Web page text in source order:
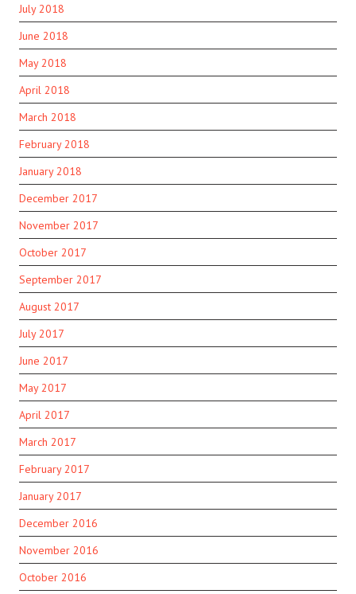
July 2018
June 2018
May 2018
April 2018
March 2018
February 2018
January 2018
December 2017
November 2017
October 2017
September 2017
August 2017
July 2017
June 2017
May 2017
April 2017
March 2017
February 2017
January 2017
December 2016
November 2016
October 2016